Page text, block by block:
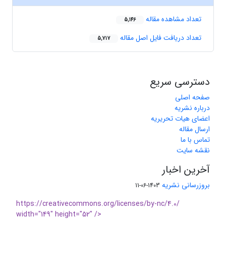
تعداد مشاهده مقاله 5,146
تعداد دریافت فایل اصل مقاله 5,717
دسترسی سریع
صفحه اصلی
درباره نشریه
اعضای هیات تحریریه
ارسال مقاله
تماس با ما
نقشه سایت
آخرین اخبار
بروزرسانی نشریه 1403-06-11
https://creativecommons.org/licenses/by-nc/4.0/
width="149" height="52" />